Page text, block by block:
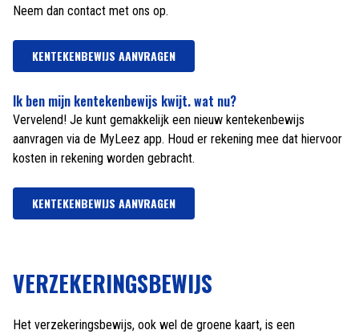
Neem dan contact met ons op.
KENTEKENBEWIJS AANVRAGEN
Ik ben mijn kentekenbewijs kwijt. wat nu?
Vervelend! Je kunt gemakkelijk een nieuw kentekenbewijs
aanvragen via de MyLeez app. Houd er rekening mee dat hiervoor
kosten in rekening worden gebracht.
KENTEKENBEWIJS AANVRAGEN
VERZEKERINGSBEWIJS
Het verzekeringsbewijs, ook wel de groene kaart, is een